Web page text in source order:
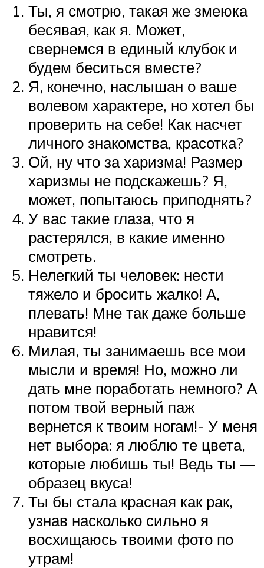
Ты, я смотрю, такая же змеюка
бесявая, как я. Может,
свернемся в единый клубок и
будем беситься вместе?
Я, конечно, наслышан о ваше
волевом характере, но хотел бы
проверить на себе! Как насчет
личного знакомства, красотка?
Ой, ну что за харизма! Размер
харизмы не подскажешь? Я,
может, попытаюсь приподнять?
У вас такие глаза, что я
растерялся, в какие именно
смотреть.
Нелегкий ты человек: нести
тяжело и бросить жалко! А,
плевать! Мне так даже больше
нравится!
Милая, ты занимаешь все мои
мысли и время! Но, можно ли
дать мне поработать немного? А
потом твой верный паж
вернется к твоим ногам!- У меня
нет выбора: я люблю те цвета,
которые любишь ты! Ведь ты —
образец вкуса!
Ты бы стала красная как рак,
узнав насколько сильно я
восхищаюсь твоими фото по
утрам!